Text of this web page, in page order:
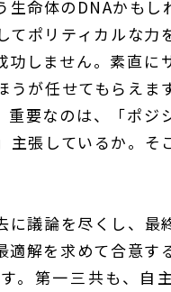
生命体のDNAかもし
てポリティカルな力
功しません。素直に
うが任せてもらえま
重要なのは、「ポジ
主張しているか。そ
に議論を尽くし、最
適解を求めて合意す
。第一三共も、自